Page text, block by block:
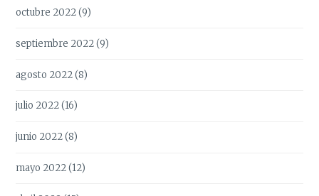
octubre 2022(9)
septiembre 2022(9)
agosto 2022(8)
julio 2022(16)
junio 2022(8)
mayo 2022(12)